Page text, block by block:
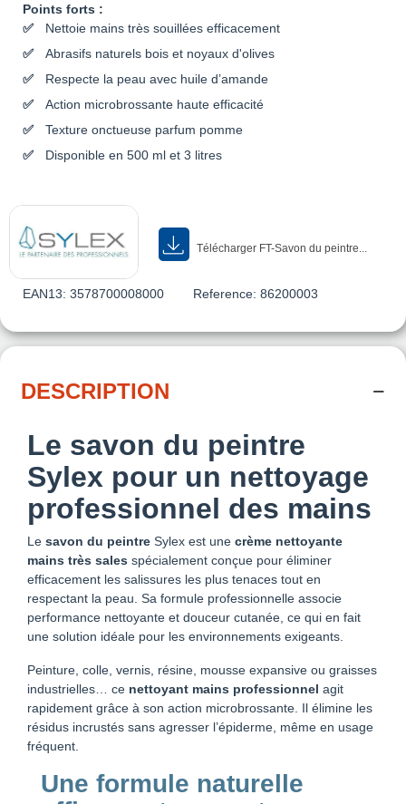
Points forts :
Nettoie mains très souillées efficacement
Abrasifs naturels bois et noyaux d'olives
Respecte la peau avec huile d’amande
Action microbrossante haute efficacité
Texture onctueuse parfum pomme
Disponible en 500 ml et 3 litres
Télécharger FT-Savon du peintre...
EAN13: 3578700008000 Reference: 86200003
DESCRIPTION
Le savon du peintre
Sylex pour un nettoyage
professionnel des mains
Le savon du peintre Sylex est une crème nettoyante
mains très sales spécialement conçue pour éliminer
efficacement les salissures les plus tenaces tout en
respectant la peau. Sa formule professionnelle associe
performance nettoyante et douceur cutanée, ce qui en fait
une solution idéale pour les environnements exigeants.
Peinture, colle, vernis, résine, mousse expansive ou graisses
industrielles… ce nettoyant mains professionnel agit
rapidement grâce à son action microbrossante. Il élimine les
résidus incrustés sans agresser l’épiderme, même en usage
fréquent.
Une formule naturelle